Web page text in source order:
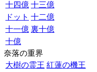
十四億 十三億
ドット 十二億
十一億 裏十億
十億
奈落の重界
大樹の霊王 紅蓮の機王